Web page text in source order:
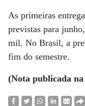
As primeiras
previstas para
mil. No Brasil, a
fim do semestre.
(Nota publicada